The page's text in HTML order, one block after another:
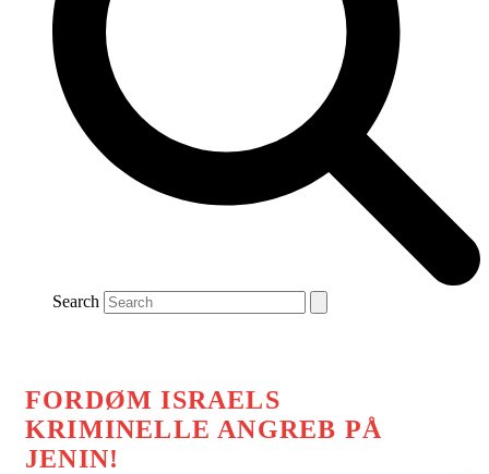
Search
FORDØM ISRAELS
KRIMINELLE ANGREB PÅ
JENIN!